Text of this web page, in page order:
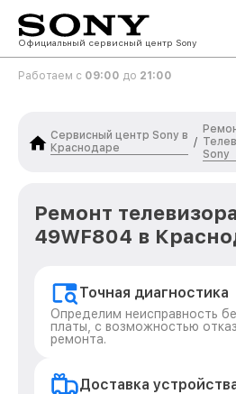
Официальный сервисный центр Sony
Работаем с 09:00 до 21:00
Сервисный центр Sony в
Краснодаре
/
Sony
Ремонт
49WF804 в
Точная диагностика
Определим неисправность
платы, с возможностью
ремонта.
Доставка